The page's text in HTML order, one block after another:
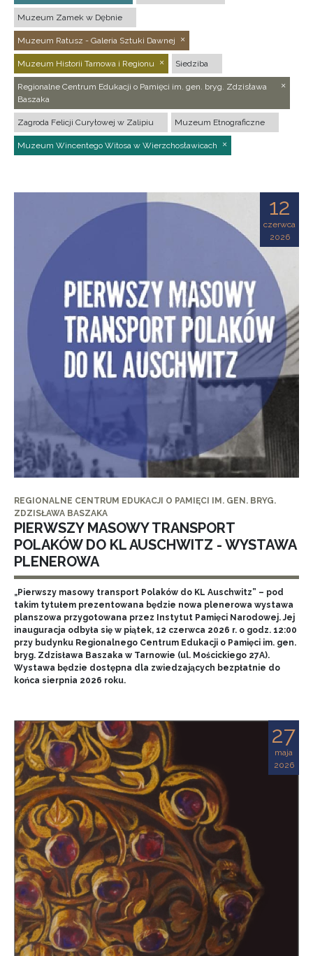
Muzeum Zamek w Dębnie
Muzeum Ratusz - Galeria Sztuki Dawnej
Muzeum Historii Tarnowa i Regionu Siedziba
Regionalne Centrum Edukacji o Pamięci im. gen. bryg. Zdzisława
Baszaka
Zagroda Felicji Curyłowej w Zalipiu Muzeum Etnograficzne
Muzeum Wincentego Witosa w Wierzchosławicach
12
czerwca
2026
REGIONALNE CENTRUM EDUKACJI O PAMIĘCI IM. GEN. BRYG.
ZDZISŁAWA BASZAKA
PIERWSZY MASOWY TRANSPORT
POLAKÓW DO KL AUSCHWITZ - WYSTAWA
PLENEROWA
„Pierwszy masowy transport Polaków do KL Auschwitz” – pod
takim tytułem prezentowana będzie nowa plenerowa wystawa
planszowa przygotowana przez Instytut Pamięci Narodowej. Jej
inauguracja odbyła się w piątek, 12 czerwca 2026 r. o godz. 12:00
przy budynku Regionalnego Centrum Edukacji o Pamięci im. gen.
bryg. Zdzisława Baszaka w Tarnowie (ul. Mościckiego 27A).
Wystawa będzie dostępna dla zwiedzających bezpłatnie do
końca sierpnia 2026 roku.
27
maja
2026